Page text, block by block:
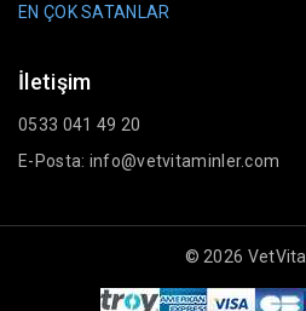
EN ÇOK SATANLAR
İletişim
0533 041 49 20
E-Posta: info@vetvitaminler.com
© 2026